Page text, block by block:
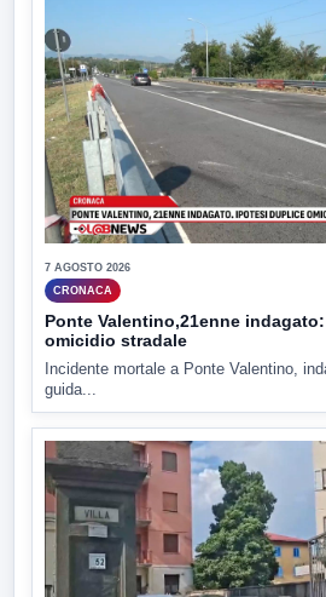
7 AGOSTO 2026
CRONACA
Ponte Valentino,21enne
omicidio stradale
Incidente mortale a Ponte Valentino,
guida...